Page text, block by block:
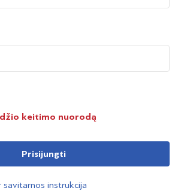
keitimo nuorodą
Prisijungti
instrukcija